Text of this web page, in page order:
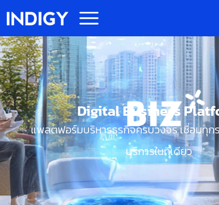
Digital Business
แพลตฟอร์มบริหารธุรกิจครบวงจร เชื่อมทุก
บริการในที่เดียว